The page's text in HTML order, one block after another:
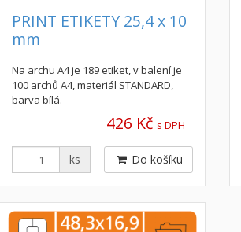
PRINT ETIKETY 25,4 x 10
mm
Na archu A4 je 189 etiket, v balení je
100 archů A4, materiál STANDARD,
barva bílá.
426 Kč s DPH
ks Do košíku